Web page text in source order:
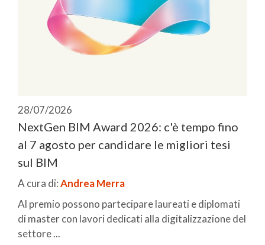
28/07/2026
NextGen BIM Award 2026: c'è tempo fino
al 7 agosto per candidare le migliori tesi
sul BIM
A cura di:Andrea Merra
Al premio possono partecipare laureati e diplomati
di master con lavori dedicati alla digitalizzazione del
settore ...